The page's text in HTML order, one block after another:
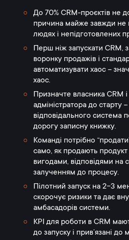
До 70% CRM-проєктів не
причина майже завжди не
людях і непідготовлених
Перш ніж запускати CRM,
воронку продажів і
автоматизувати хаос –
хаос.
Призначте власника CRM
адміністратора до старту
відповідального система
дорогу записну книжку.
Команді потрібно
само, як продають продукт
вигодами, відповідями на
залученням до процесу.
Пілотний запуск на 2-3
скорочує ризики та дає
амбасадорів системи.
KPI для роботи в CRM
до запуску і прив’язані до